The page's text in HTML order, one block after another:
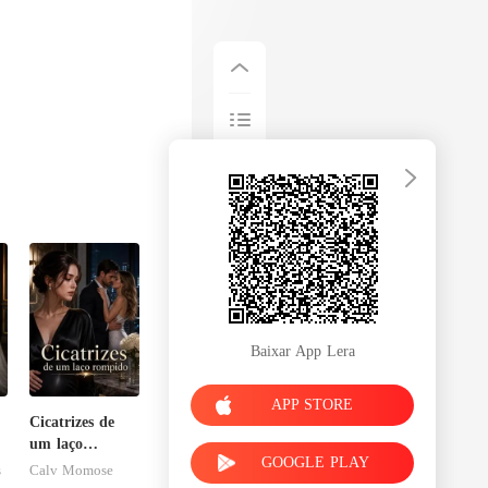
Cicatrizes de
um laço
rompido
Calv Momose
Baixar App Lera
APP STORE
GOOGLE PLAY